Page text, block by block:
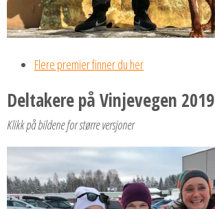
Flere premier finner du her
Deltakere på Vinjevegen 2019
Klikk på bildene for større versjoner